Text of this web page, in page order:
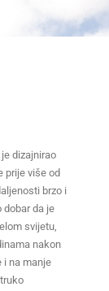
dizajnirao
prije više od
brzo i
dobar da je
svijetu,
nakon
i na manje